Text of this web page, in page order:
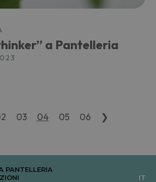
a Pantelleria
03 04 05 06 ❯
PANTELLERIA
IT